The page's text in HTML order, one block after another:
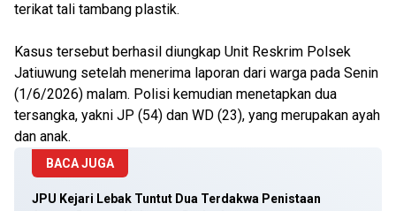
terikat tali tambang plastik.
Kasus tersebut berhasil diungkap Unit Reskrim Polsek
Jatiuwung setelah menerima laporan dari warga pada Senin
(1/6/2026) malam. Polisi kemudian menetapkan dua
tersangka, yakni JP (54) dan WD (23), yang merupakan ayah
dan anak.
BACA JUGA
JPU Kejari Lebak Tuntut Dua Terdakwa Penistaan